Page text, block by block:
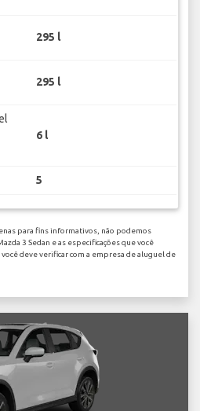
295 l
295 l
6 l
5
para fins informativos, não podemos
3 Sedan e as especificações que você
deve verificar com a empresa de aluguel de